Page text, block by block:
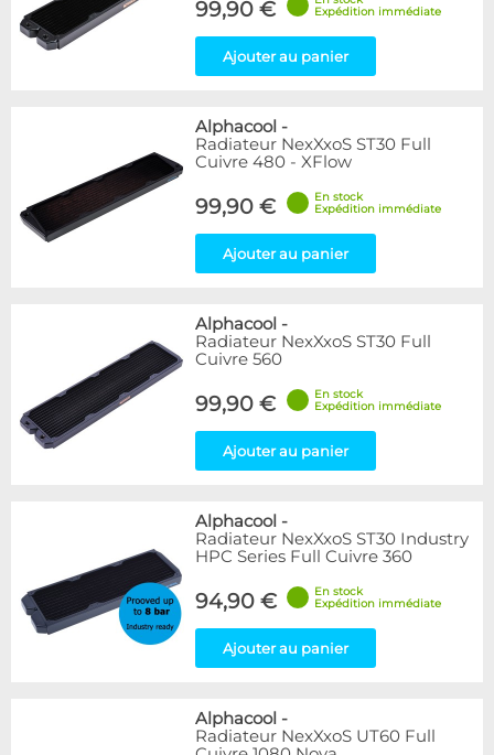
99,90 €
Expédition immédiate
Ajouter au panier
Alphacool -
Radiateur NexXxoS ST30 Full
Cuivre 480 - XFlow
99,90 €
En stock
Expédition immédiate
Ajouter au panier
Alphacool -
Radiateur NexXxoS ST30 Full
Cuivre 560
99,90 €
En stock
Expédition immédiate
Ajouter au panier
Alphacool -
Radiateur NexXxoS ST30 Industry
HPC Series Full Cuivre 360
94,90 €
En stock
Expédition immédiate
Ajouter au panier
Alphacool -
Radiateur NexXxoS UT60 Full